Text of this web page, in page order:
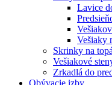
Lavice
Vešiaky
Skrinky na
Vešiakové
Zrkadlá do
Obývacie izby